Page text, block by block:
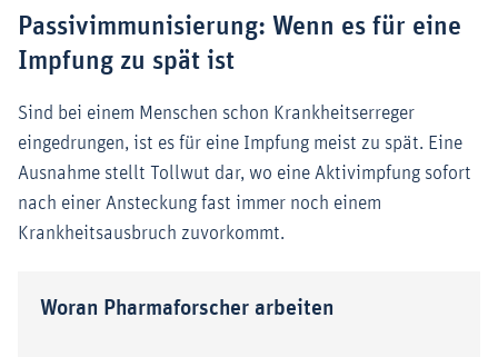
Passivimmunisierung: Wenn es für eine
Impfung zu spät ist
Sind bei einem Menschen schon Krankheitserreger
eingedrungen, ist es für eine Impfung meist zu spät. Eine
Ausnahme stellt Tollwut dar, wo eine Aktivimpfung sofort
nach einer Ansteckung fast immer noch einem
Krankheitsausbruch zuvorkommt.
Woran Pharmaforscher arbeiten